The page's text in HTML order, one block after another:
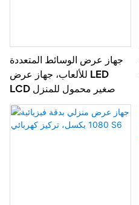
جهاز عرض الوسائط المتعددة
للألعاب، جهاز عرض LED
LCD صغير محمول للمنزل